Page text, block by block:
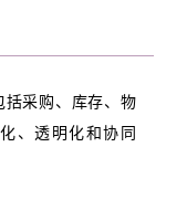
采购、库存、物
、透明化和协同